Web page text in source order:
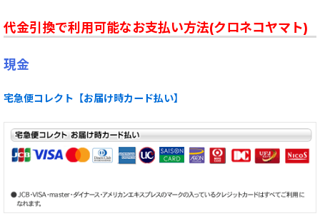
代金引換で利用可能なお支払い方法(クロネコヤマト)
現金
宅急便コレクト【お届け時カード払い】